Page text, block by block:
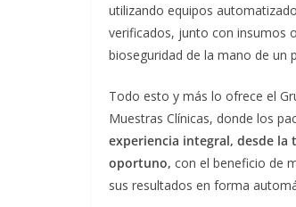
utilizando equipos
verificados, junto con insumos
bioseguridad de la mano de un
Todo esto y más lo ofrece el
Muestras Clínicas, donde los
experiencia integral, desde la
oportuno, con el beneficio de
sus resultados en forma